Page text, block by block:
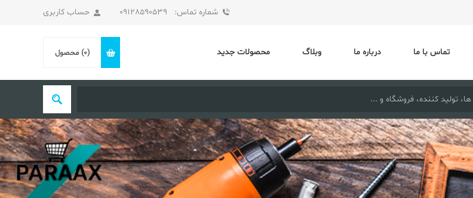
حساب کاربری شماره تماس: 09128590539
تماس با ما درباره ما وبلاگ محصولات جدید (0) محصول